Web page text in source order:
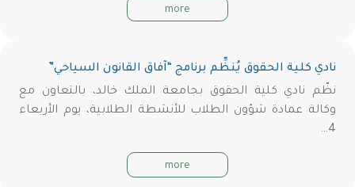
more
نادي كلية الحقوق يُنظِّم برنامج “آفاق القانون السياحي”
نظّم نادي كلية الحقوق بجامعة الملك خالد، بالتعاون مع
وكالة عمادة شؤون الطلاب للأنشطة الطلابية، يوم الأربعاء
4…
more